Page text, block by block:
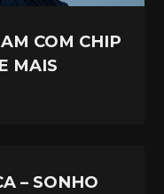
COM CHIP
MAIS
– SONHO